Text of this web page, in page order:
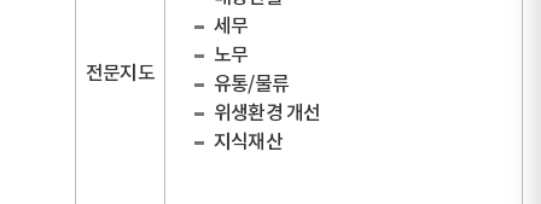
전문지도
세무
노무
유통/물류
위생환경 개선
지식재산